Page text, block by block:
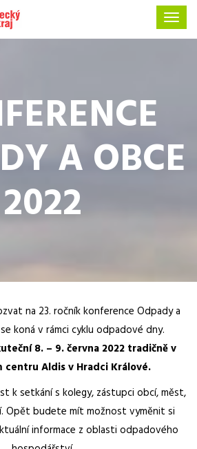
A OBCE
2022
na 23. ročník konference Odpady a
koná v rámci cyklu odpadové dny.
8. – 9. června 2022 tradičně v
centru Aldis v Hradci Králové.
k setkání s kolegy, zástupci obcí, měst,
Opět budete mít možnost vyměnit si
informace z oblasti odpadového